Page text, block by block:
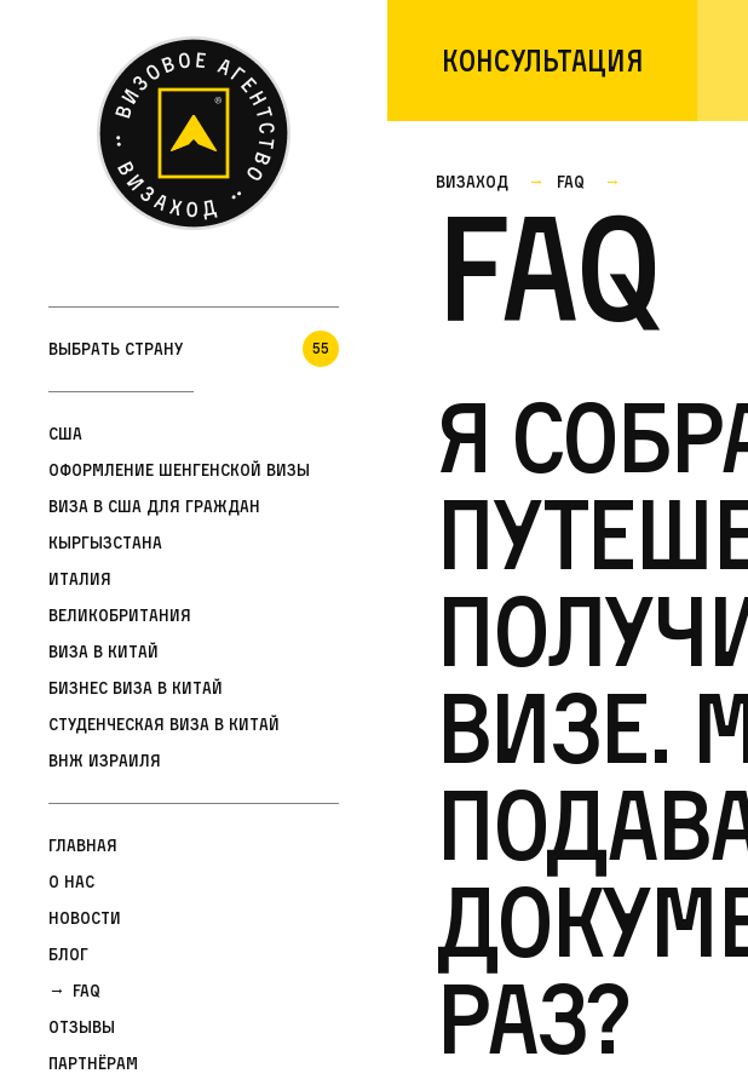
Консультация
Выбрать страну 55
США
Оформление шенгенской визы
Виза в США для граждан
Кыргызстана
Италия
Великобритания
Виза в Китай
Бизнес виза в Китай
Студенческая виза в Китай
ВНЖ Израиля
Главная
О нас
Новости
Блог
FAQ
Отзывы
Партнёрам
Визаход faq
FAQ
Я
визе.
раз?